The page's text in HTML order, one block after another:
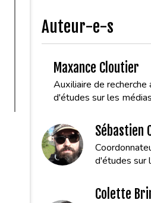
Auteur-e-s
Maxance Cloutier
Auxiliaire de recherche
d'études sur les médias
Sébastien
d'études sur
Colette